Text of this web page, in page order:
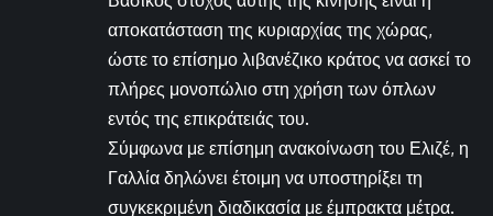
αποκατάσταση της κυριαρχίας της χώρας,
ώστε το επίσημο λιβανέζικο κράτος να ασκεί το
πλήρες μονοπώλιο στη χρήση των όπλων
εντός της επικράτειάς του.
Σύμφωνα με επίσημη ανακοίνωση του Ελιζέ, η
Γαλλία δηλώνει έτοιμη να υποστηρίξει τη
συγκεκριμένη διαδικασία με έμπρακτα μέτρα.